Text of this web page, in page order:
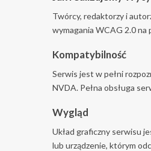
Twórcy, redaktorzy i
wymagania WCAG 2.0 na
Kompatybilność
Serwis jest w pełni
NVDA. Pełna obsługa
Wygląd
Układ graficzny serwisu
lub urządzenie, którym